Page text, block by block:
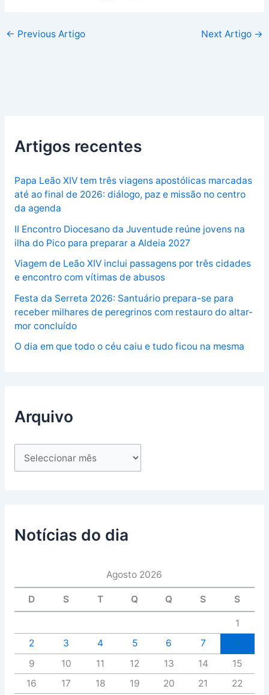
← Previous Artigo Next Artigo →
Artigos recentes
Papa Leão XIV tem três viagens apostólicas marcadas
até ao final de 2026: diálogo, paz e missão no centro
da agenda
II Encontro Diocesano da Juventude reúne jovens na
ilha do Pico para preparar a Aldeia 2027
Viagem de Leão XIV inclui passagens por três cidades
e encontro com vítimas de abusos
Festa da Serreta 2026: Santuário prepara-se para
receber milhares de peregrinos com restauro do altar-
mor concluído
O dia em que todo o céu caiu e tudo ficou na mesma
Arquivo
Notícias do dia
Agosto 2026
D S T Q Q S S
1
2
3 4 5 6 7
9
10 11 12 13 14
15
16
17 18 19 20 21
22